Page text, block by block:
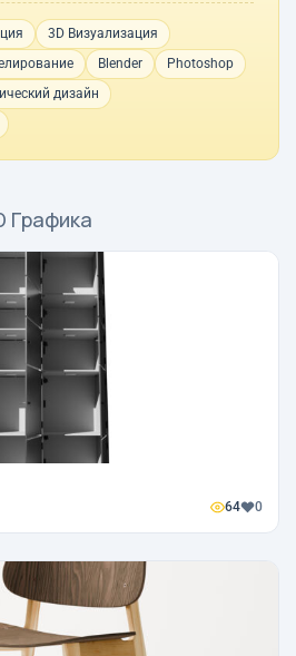
3D Визуализация
Blender
Photoshop
дизайн
Графика
64 0